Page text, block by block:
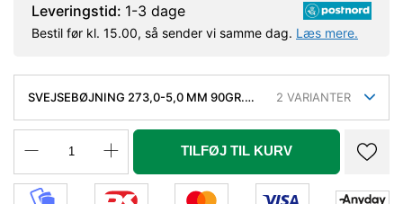
Leveringstid: 1-3 dage
Bestil før kl. 15.00, så sender vi samme dag. Læs mere.
SVEJSEBØJNING 273,0-5,0 MM 90GR.
2 VARIANTER
TILFØJ TIL KURV